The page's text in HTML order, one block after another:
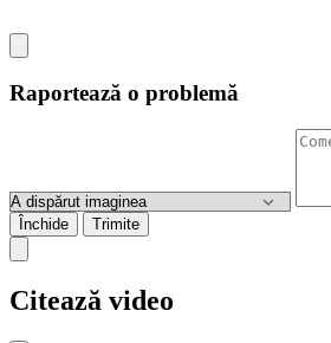
Raportează o problemă
Închide Trimite
Citează video